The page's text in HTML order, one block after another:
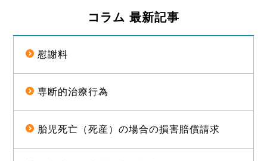
コラム 最新記事
慰謝料
専断的治療行為
胎児死亡（死産）の場合の損害賠償請求